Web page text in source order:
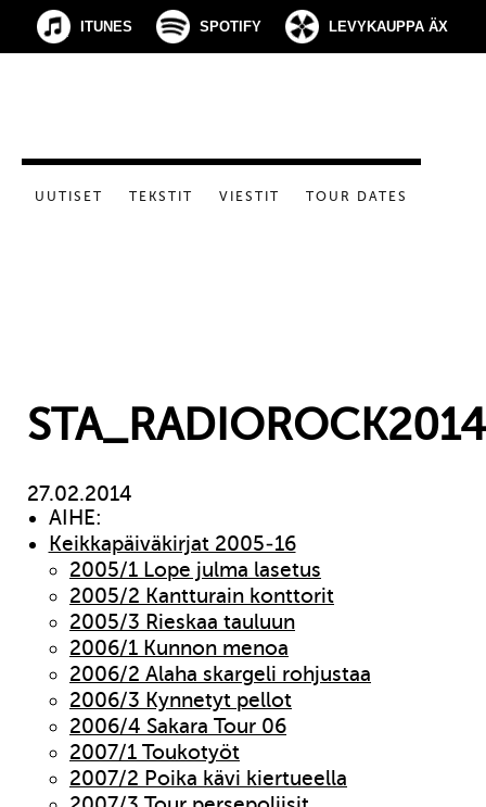
ITUNES SPOTIFY LEVYKAUPPA ÄX
UUTISET TEKSTIT VIESTIT TOUR DATES
27.02.2014
AIHE:
Keikkapäiväkirjat 2005-16
2005/1 Lope julma lasetus
2005/2 Kantturain konttorit
2005/3 Rieskaa tauluun
2006/1 Kunnon menoa
2006/2 Alaha skargeli rohjustaa
2006/3 Kynnetyt pellot
2006/4 Sakara Tour 06
2007/1 Toukotyöt
2007/2 Poika kävi kiertueella